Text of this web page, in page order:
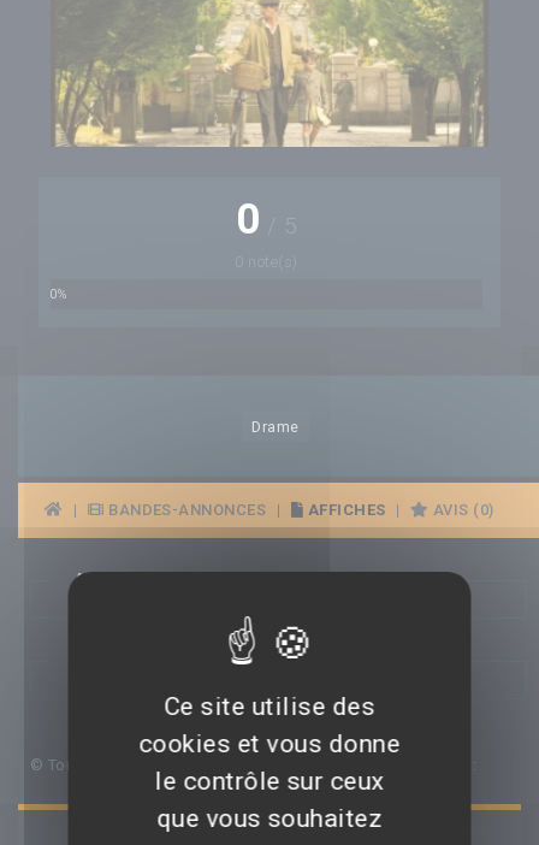
0 / 5
0 note(s)
0%
Drame
| BANDES-ANNONCES | AFFICHES | AVIS (0)
AFFICHES
© Toutes les affiches et images de ce film appartiennent à :
Ce site utilise des
cookies et vous donne
le contrôle sur ceux
que vous souhaitez